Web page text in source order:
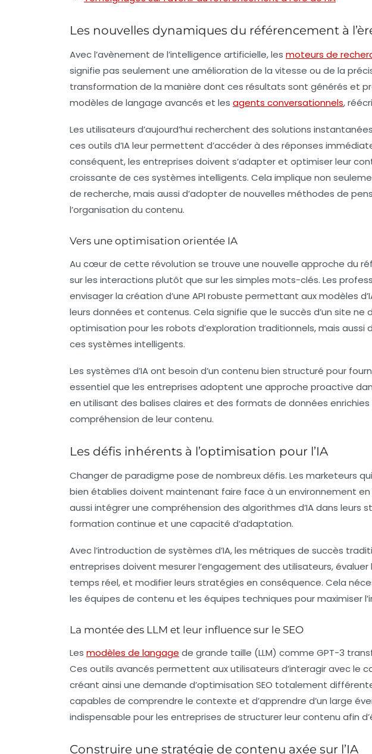
Les nouvelles dynamiques du référencement à
Avec l’avènement de l’intelligence artificielle, les moteurs de
signifie pas seulement une amélioration de la vitesse ou de la
transformation de la manière dont ces résultats sont générés et
modèles de langage avancés et les agents conversationnels,
Les utilisateurs d’aujourd’hui recherchent des solutions
ces outils d’IA leur permettent d’accéder à des réponses
conséquent, les entreprises doivent s’adapter et optimiser leur
croissante de ces systèmes intelligents. Cela implique non
de recherche, mais aussi d’adopter de nouvelles méthodes de
l’organisation du contenu.
Vers une optimisation orientée IA
Au cœur de cette révolution se trouve une nouvelle approche du
sur les interactions plutôt que sur les simples mots-clés. Les
envisager la création d’une API robuste permettant aux modèles
leurs données et contenus. Cela signifie que le succès d’un site
optimisation pour les robots d’exploration traditionnels, mais
ces systèmes intelligents.
Les systèmes d’IA ont besoin d’un contenu bien structuré pour
essentiel que les entreprises adoptent une approche proactive
en utilisant des balises claires et des formats de données enrichies
compréhension de leur contenu.
Les défis inhérents à l’optimisation pour l’IA
Changer de paradigme pose de nombreux défis. Les marketeurs
bien établies doivent maintenant faire face à un environnement
aussi intégrer une compréhension des algorithmes d’IAdans leurs
formation continue et une capacité d’adaptation.
Avec l’introduction de systèmes d’IA, les métriques de succès
entreprises doivent mesurer l’engagement des utilisateurs, évaluer
temps réel, et modifier leurs stratégies en conséquence. Cela
les équipes de contenu et les équipes techniques pour maximiser
La montée des LLM et leur influence sur le SEO
Les modèles de langage de grande taille (LLM) comme GPT-3
Ces outils avancés permettent aux utilisateurs d’interagir avec le
créant ainsi une demande d’optimisation SEO totalement
capables de comprendre le contexte et d’apprendre d’un large
indispensable pour les entreprises de structurer leur contenu afin
Construire une stratégie de contenu axée sur l’IA